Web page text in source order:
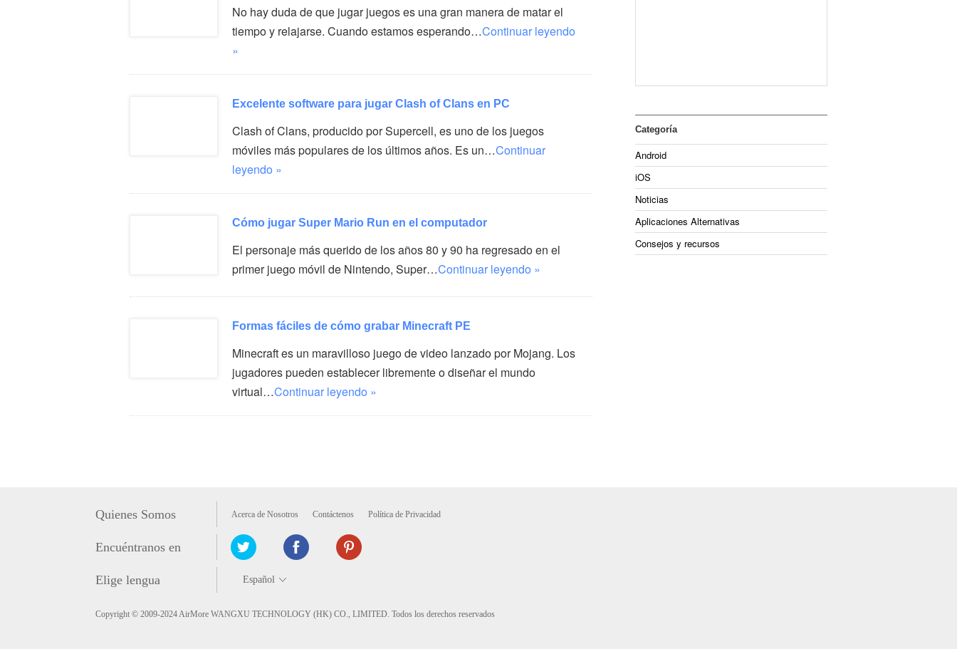
No hay duda de que jugar juegos es una gran manera de matar el
tiempo y relajarse. Cuando estamos esperando…Continuar leyendo
»
Excelente software para jugar Clash of Clans en PC
Clash of Clans, producido por Supercell, es uno de los juegos
móviles más populares de los últimos años. Es un…Continuar
leyendo »
Cómo jugar Super Mario Run en el computador
El personaje más querido de los años 80 y 90 ha regresado en el
primer juego móvil de Nintendo, Super…Continuar leyendo »
Formas fáciles de cómo grabar Minecraft PE
Minecraft es un maravilloso juego de video lanzado por Mojang. Los
jugadores pueden establecer libremente o diseñar el mundo
virtual…Continuar leyendo »
Categoría
Android
iOS
Noticias
Aplicaciones Alternativas
Consejos y recursos
Quienes Somos Acerca de Nosotros Contáctenos Política de Privacidad
Encuéntranos en
Elige lengua
Copyright © 2009-2024 AirMore WANGXU TECHNOLOGY (HK) CO., LIMITED. Todos los derechos reservados